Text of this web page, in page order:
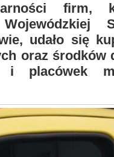
firm,
udało się
oraz środków
i placówek